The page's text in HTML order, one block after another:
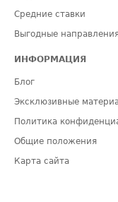
Средние ставки
Выгодные
ИНФОРМАЦИЯ
Блог
Эксклюзивные
Политика
Общие положения
Карта сайта